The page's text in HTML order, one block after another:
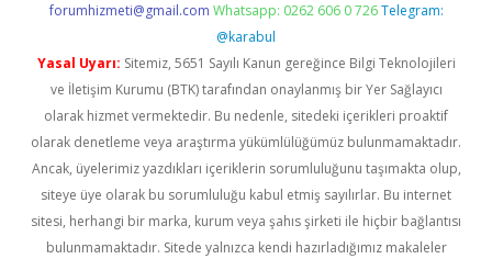
forumhizmeti@gmail.com Whatsapp: 0262 606 0 726 Telegram:
@karabul
Yasal Uyarı: Sitemiz, 5651 Sayılı Kanun gereğince Bilgi Teknolojileri
ve İletişim Kurumu (BTK) tarafından onaylanmış bir Yer Sağlayıcı
olarak hizmet vermektedir. Bu nedenle, sitedeki içerikleri proaktif
olarak denetleme veya araştırma yükümlülüğümüz bulunmamaktadır.
Ancak, üyelerimiz yazdıkları içeriklerin sorumluluğunu taşımakta olup,
siteye üye olarak bu sorumluluğu kabul etmiş sayılırlar. Bu internet
sitesi, herhangi bir marka, kurum veya şahıs şirketi ile hiçbir bağlantısı
bulunmamaktadır. Sitede yalnızca kendi hazırladığımız makaleler